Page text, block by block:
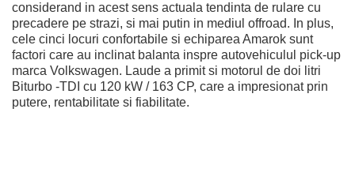
considerand in acest sens actuala tendinta de rulare cu
precadere pe strazi, si mai putin in mediul offroad. In plus,
cele cinci locuri confortabile si echiparea Amarok sunt
factori care au inclinat balanta inspre autovehiculul pick-up
marca Volkswagen. Laude a primit si motorul de doi litri
Biturbo -TDI cu 120 kW / 163 CP, care a impresionat prin
putere, rentabilitate si fiabilitate.